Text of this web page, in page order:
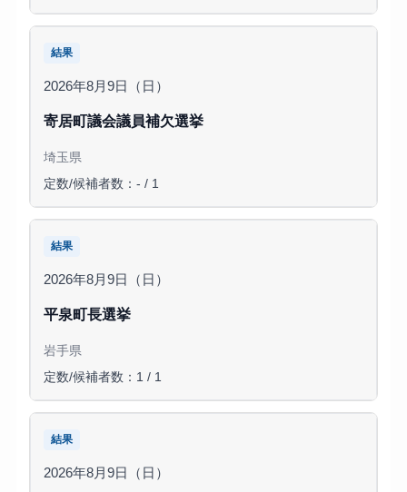
結果
2026年8月9日（日）
寄居町議会議員補欠選挙
埼玉県
定数/候補者数：- / 1
結果
2026年8月9日（日）
平泉町長選挙
岩手県
定数/候補者数：1 / 1
結果
2026年8月9日（日）